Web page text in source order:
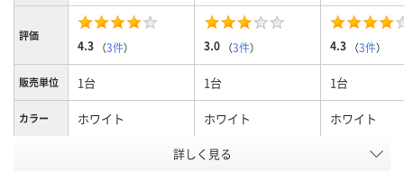
評価
4.3 （3件） 3.0 （3件） 4.3 （3件）
販売単位 1台 1台 1台
カラー ホワイト ホワイト ホワイト
1110mm 1110mm
詳しく見る